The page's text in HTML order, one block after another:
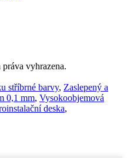
vyhrazena.
stříbrné barvy, Zaslepený a
0,1 mm, Vysokoobjemová
deska,